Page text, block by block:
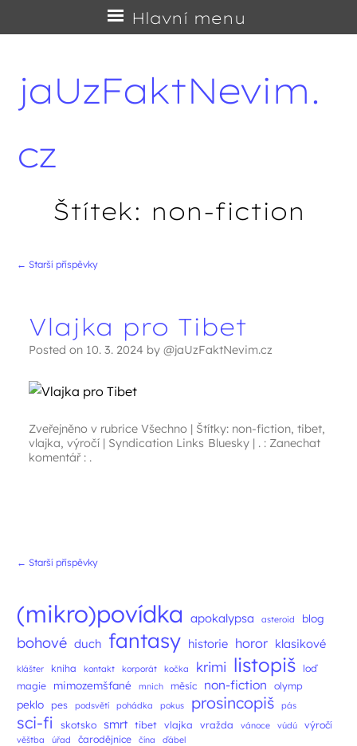
jaUzFaktNevim.
cz
Hlavní menu
na
Štítek: non-fiction
← Starší příspěvky
Vlajka pro Tibet
Posted on 10. 3. 2024 by @jaUzFaktNevim.cz
Zveřejněno v rubrice Všechno | Štítky: non-fiction, tibet,
vlajka, výročí | Syndication Links Bluesky | . : Zanechat
komentář : .
← Starší příspěvky
(mikro)povídka apokalypsa asteroid blog
bohové duch fantasy historie horor klasikové
klášter kniha kontakt korporát kočka krimi listopiš
loď
magie
mimozemšťané mnich měsíc non-fiction olymp
peklo pes podsvětí pohádka pokus prosincopiš pás
sci-fi skotsko smrt tibet vlajka vražda vánoce vúdú výročí
věštba úřad čarodějnice čína ďábel